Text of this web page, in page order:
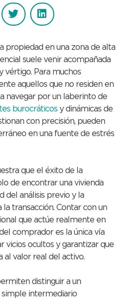
propiedad en una zona de alta
suele venir acompañada
vértigo. Para muchos
aquellos que no residen en
navegar por un laberinto de
burocráticos y dinámicas de
con precisión, pueden
en una fuente de estrés
que el éxito de la
de encontrar una vivienda
del análisis previo y la
transacción. Contar con un
que actúe realmente en
comprador es la única vía
vicios ocultos y garantizar que
al valor real del activo.
distinguir a un
intermediario